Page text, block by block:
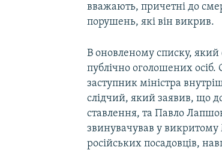
вважають, причетні до
порушень, які він викрив.
В оновленому списку, який
публічно оголошених
заступник міністра
слідчий, який заявив, що
ставлення, та Павло
звинувачував у
російських посадовців,